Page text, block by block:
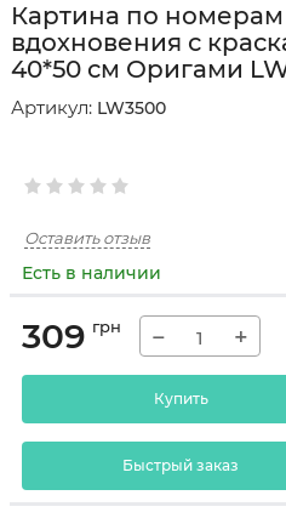
Картина по
вдохновения с
40*50 см Оригами
Артикул: LW3500
Оставить отзыв
Есть в наличии
309 грн − +
Купить
Быстрый заказ